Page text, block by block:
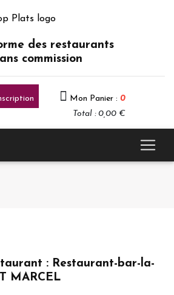
des restaurants
commission
Mon Panier : 0
Total : 0,00 €
: Restaurant-bar-la-
MARCEL